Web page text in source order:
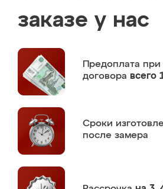
заказе у нас
Предоплата при
договора всего
Сроки
после замера